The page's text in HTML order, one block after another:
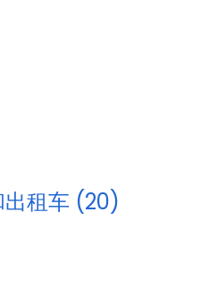
出租车 (20)